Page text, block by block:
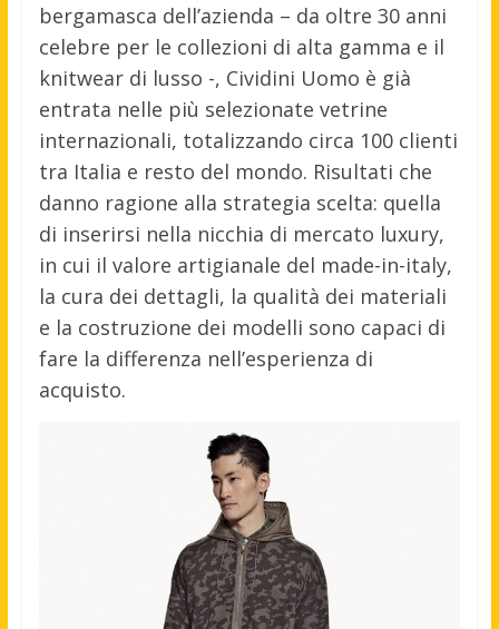
bergamasca dell’azienda – da oltre 30 anni
celebre per le collezioni di alta gamma e il
knitwear di lusso -, Cividini Uomo è già
entrata nelle più selezionate vetrine
internazionali, totalizzando circa 100 clienti
tra Italia e resto del mondo. Risultati che
danno ragione alla strategia scelta: quella
di inserirsi nella nicchia di mercato luxury,
in cui il valore artigianale del made-in-italy,
la cura dei dettagli, la qualità dei materiali
e la costruzione dei modelli sono capaci di
fare la differenza nell’esperienza di
acquisto.